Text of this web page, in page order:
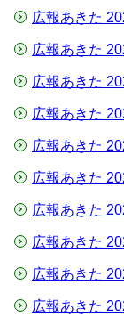
広報あきた
広報あきた
広報あきた
広報あきた
広報あきた
広報あきた
広報あきた
広報あきた
広報あきた
広報あきた